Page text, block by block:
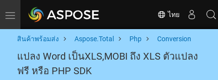
Toggle navigation ไทย
สินค้าพร้อมส่ง Aspose.Total Php Conversion
แปลง Word เป็นXLS,MOBI ถึง XLS ตัวแปลง
ฟรี หรือ PHP SDK